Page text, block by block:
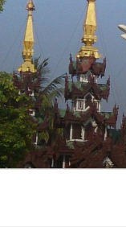
Zum
Inhalt
springen